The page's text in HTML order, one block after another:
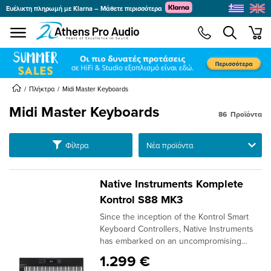
menu
Ευέλικτη πληρωμή με Klarna – Μάθετε περισσότερα
Πλήκτρα Midi Master Keyboards
Midi Master Keyboards
Φίλτρα Ταξινόμηση
86 Προϊόντα
Native Instruments Komplete
Kontrol S88 MK3
Since the inception of the Kontrol Smart
Keyboard Controllers, Native Instruments
has embarked on an uncompromising
divides, seamlessly integrating their
1.299 €